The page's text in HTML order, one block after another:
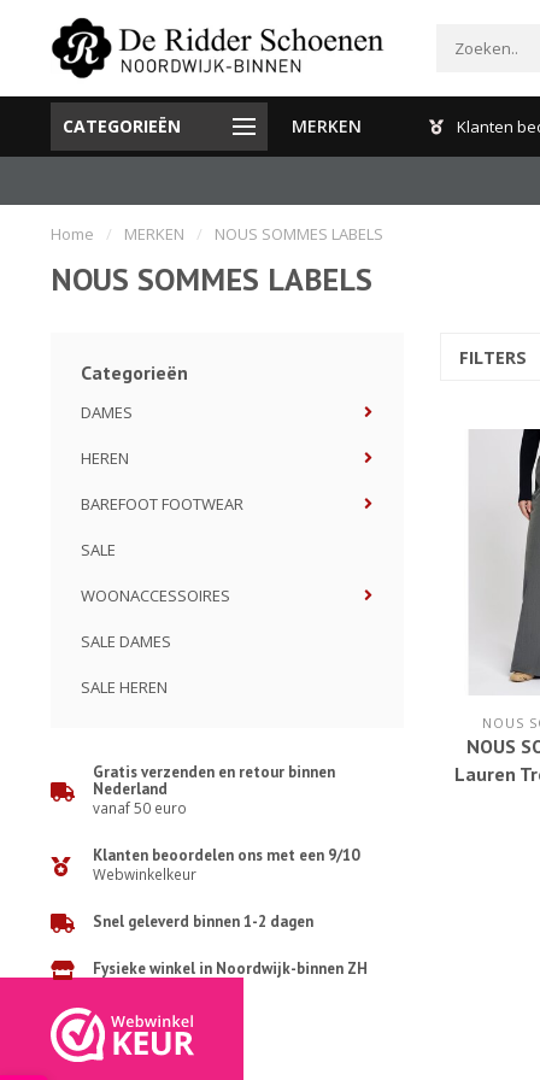
CATEGORIEËN MERKEN
Gratis verzenden en retour binnen Nederland Klanten
Home / MERKEN / NOUS SOMMES LABELS
NOUS SOMMES LABELS
Categorieën
DAMES
HEREN
BAREFOOT FOOTWEAR
SALE
WOONACCESSOIRES
SALE DAMES
SALE HEREN
Gratis verzenden en retour binnen
Nederland
vanaf 50 euro
Klanten beoordelen ons met een 9/10
Webwinkelkeur
Snel geleverd binnen 1-2 dagen
Fysieke winkel in Noordwijk-binnen ZH
FILTERS
NOUS
NOUS
Lauren